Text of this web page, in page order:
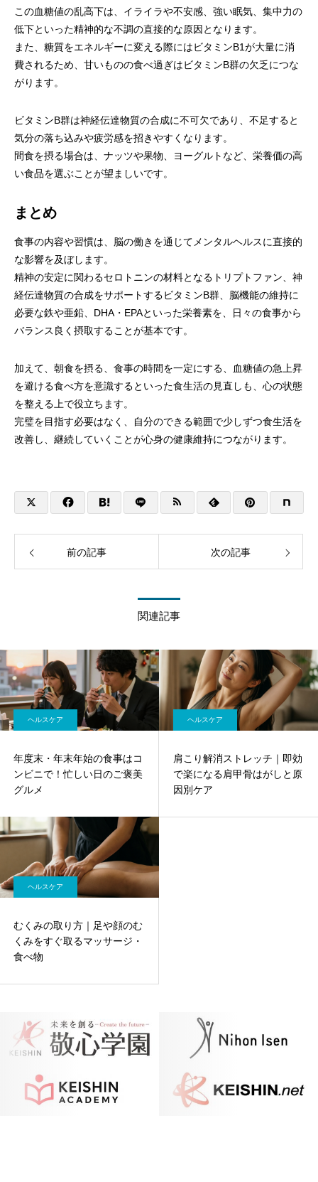
この血糖値の乱高下は、イライラや不安感、強い眠気、集中力の
低下といった精神的な不調の直接的な原因となります。
また、糖質をエネルギーに変える際にはビタミンB1が大量に消
費されるため、甘いものの食べ過ぎはビタミンB群の欠乏につな
がります。
ビタミンB群は神経伝達物質の合成に不可欠であり、不足すると
気分の落ち込みや疲労感を招きやすくなります。
間食を摂る場合は、ナッツや果物、ヨーグルトなど、栄養価の高
い食品を選ぶことが望ましいです。
まとめ
食事の内容や習慣は、脳の働きを通じてメンタルヘルスに直接的
な影響を及ぼします。
精神の安定に関わるセロトニンの材料となるトリプトファン、神
経伝達物質の合成をサポートするビタミンB群、脳機能の維持に
必要な鉄や亜鉛、DHA・EPAといった栄養素を、日々の食事から
バランス良く摂取することが基本です。
加えて、朝食を摂る、食事の時間を一定にする、血糖値の急上昇
を避ける食べ方を意識するといった食生活の見直しも、心の状態
を整える上で役立ちます。
完璧を目指す必要はなく、自分のできる範囲で少しずつ食生活を
改善し、継続していくことが心身の健康維持につながります。
前の記事 次の記事
関連記事
ヘルスケア
年度末・年末年始の食事はコ
ンビニで！忙しい日のご褒美
グルメ
ヘルスケア
肩こり解消ストレッチ｜即効
で楽になる肩甲骨はがしと原
因別ケア
ヘルスケア
むくみの取り方｜足や顔のむ
くみをすぐ取るマッサージ・
食べ物